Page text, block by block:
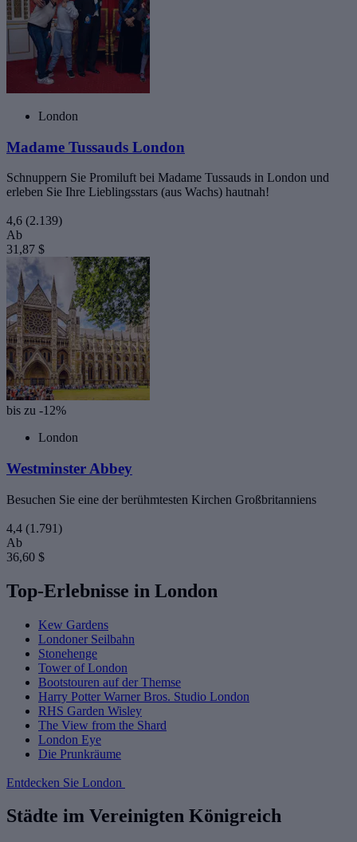
London
Madame Tussauds London
Schnuppern Sie Promiluft bei Madame Tussauds in London und
erleben Sie Ihre Lieblingsstars (aus Wachs) hautnah!
4,6 (2.139)
Ab
31,87 $
bis zu -12%
London
Westminster Abbey
Besuchen Sie eine der berühmtesten Kirchen Großbritanniens
4,4 (1.791)
Ab
36,60 $
Top-Erlebnisse in London
Kew Gardens
Londoner Seilbahn
Stonehenge
Tower of London
Bootstouren auf der Themse
Harry Potter Warner Bros. Studio London
RHS Garden Wisley
The View from the Shard
London Eye
Die Prunkräume
Entdecken Sie London
Städte im Vereinigten Königreich